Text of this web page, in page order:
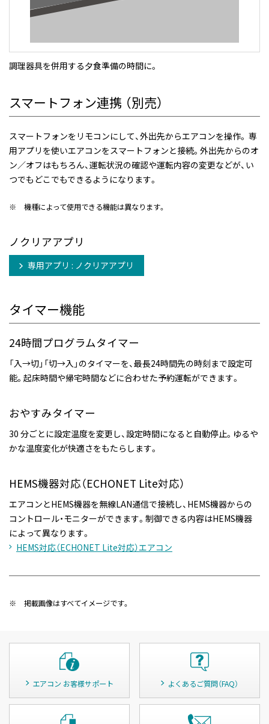
調理器具を併用する夕食準備の時間に。
スマートフォン連携 （別売）
スマートフォンをリモコンにして、外出先からエアコンを操作。 専
用アプリを使いエアコンをスマートフォンと接続。外出先からのオ
ン／オフはもちろん、運転状況の確認や運転内容の変更などが、い
つでもどこでもできるようになります。
※ 機種によって使用できる機能は異なります。
ノクリアアプリ
専用アプリ : ノクリアアプリ
タイマー機能
24時間プログラムタイマー
「入→切」「切→入」のタイマーを、最長24時間先の時刻まで設定可
能。起床時間や帰宅時間などに合わせた予約運転ができます。
おやすみタイマー
30 分ごとに設定温度を変更し、設定時間になると自動停止。ゆるや
かな温度変化が快適さをもたらします。
HEMS機器対応（ECHONET Lite対応）
エアコンとHEMS機器を無線LAN通信で接続し、HEMS機器からの
コントロール・モニターができます。制御できる内容はHEMS機器
によって異なります。
HEMS対応（ECHONET Lite対応）エアコン
※ 掲載画像はすべてイメージです。
エアコン お客様サポート よくあるご質問（FAQ）